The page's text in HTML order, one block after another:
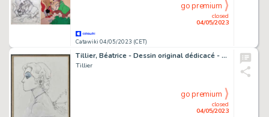
Catawiki 04/05/2023 (CET)
closed
04/05/2023
go premium
Tillier, Béatrice - Dessin original dédicacé - Fée et Tendres Automates
Tillier
closed
04/05/2023
go premium